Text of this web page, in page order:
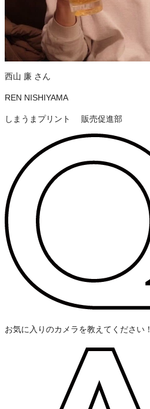
西山 廉 さん
REN NISHIYAMA
しまうまプリント 販売促進部
お気に入りのカメラを教えてください！